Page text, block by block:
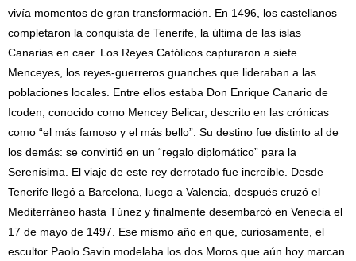
vivía momentos de gran transformación. En 1496, los castellanos
completaron la conquista de Tenerife, la última de las islas
Canarias en caer. Los Reyes Católicos capturaron a siete
Menceyes, los reyes-guerreros guanches que lideraban a las
poblaciones locales. Entre ellos estaba Don Enrique Canario de
Icoden, conocido como Mencey Belicar, descrito en las crónicas
como “el más famoso y el más bello”. Su destino fue distinto al de
los demás: se convirtió en un “regalo diplomático” para la
Serenísima. El viaje de este rey derrotado fue increíble. Desde
Tenerife llegó a Barcelona, luego a Valencia, después cruzó el
Mediterráneo hasta Túnez y finalmente desembarcó en Venecia el
17 de mayo de 1497. Ese mismo año en que, curiosamente, el
escultor Paolo Savin modelaba los dos Moros que aún hoy marcan